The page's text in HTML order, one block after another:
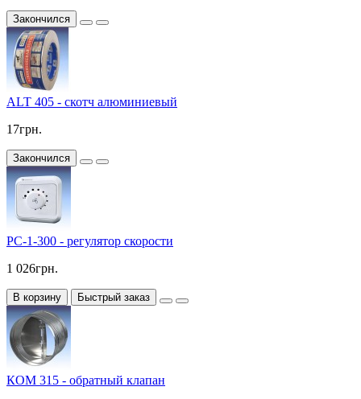
Закончился
ALT 405 - скотч алюминиевый
17грн.
Закончился
РС-1-300 - регулятор скорости
1 026грн.
В корзину Быстрый заказ
КОМ 315 - обратный клапан